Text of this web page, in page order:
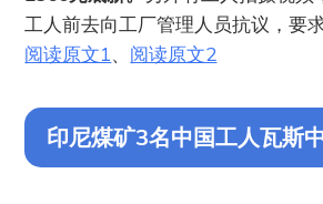
工人前去向工厂管理人员抗议，要
阅读原文1、 阅读原文2
印尼煤矿3名中国工人瓦斯